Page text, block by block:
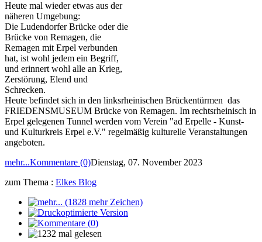
Heute mal wieder etwas aus der
näheren Umgebung:
Die Ludendorfer Brücke oder die
Brücke von Remagen, die
Remagen mit Erpel verbunden
hat, ist wohl jedem ein Begriff,
und erinnert wohl alle an Krieg,
Zerstörung, Elend und
Schrecken.
Heute befindet sich in den linksrheinischen Brückentürmen das
FRIEDENSMUSEUM Brücke von Remagen. Im rechtsrheinisch in
Erpel gelegenen Tunnel werden vom Verein "ad Erpelle - Kunst-
und Kulturkreis Erpel e.V." regelmäßig kulturelle Veranstaltungen
angeboten.
mehr...Kommentare (0)Dienstag, 07. November 2023
zum Thema : Elkes Blog